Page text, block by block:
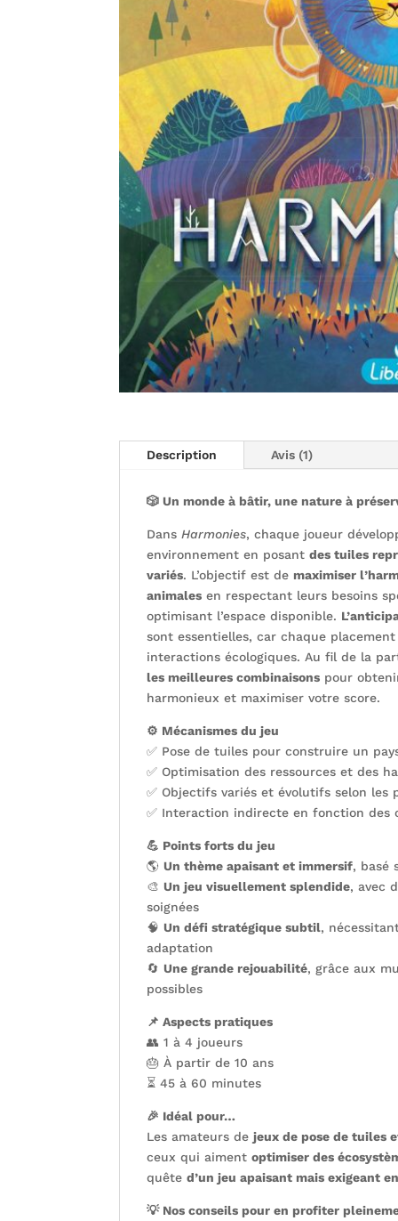
Description Avis (1)
🎲 Un monde à bâtir, une nature à
Dans Harmonies, chaque joueur
environnement en posantdes tuiles
variés. L’objectif est de maximiser
animales en respectant leurs besoins
optimisant l’espace disponible.
sont essentielles, car chaque
interactions écologiques. Au fil de la
les meilleures combinaisons pour
harmonieux et maximiser votre score.
⚙️ Mécanismes du jeu
✅ Pose de tuiles pour construire un
✅ Optimisation des ressources et des
✅ Objectifs variés et évolutifs selon les
✅ Interaction indirecte en fonction des
💪 Points forts du jeu
🌎Un thème apaisant et immersif, basé
🎨Un jeu visuellement splendide, avec
soignées
🧠Un défi stratégique subtil,
adaptation
🔄Une grande rejouabilité, grâce aux
possibles
📌 Aspects pratiques
👥 1 à 4 joueurs
🎂 À partir de 10 ans
⏳ 45 à 60 minutes
🎉 Idéal pour…
Les amateurs dejeux de pose de tuiles
ceux qui aimentoptimiser des
quêted’un jeu apaisant mais exigeant
💡 Nos conseils pour en profiter